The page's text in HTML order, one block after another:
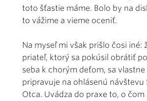
toto šťastie máme. Bolo by na
to vážime a vieme oceniť.
Na myseľ mi však prišlo čosi iné:
priateľ, ktorý sa pokúsil obrátiť
seba k chorým deťom, sa
pripravuje na ohlásenú návštevu
Otca. Uvádza do praxe to, o čom